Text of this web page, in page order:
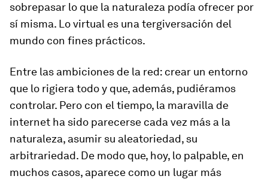
sobrepasar lo que la naturaleza podía ofrecer por
sí misma. Lo virtual es una tergiversación del
mundo con fines prácticos.
Entre las ambiciones de la red: crear un entorno
que lo rigiera todo y que, además, pudiéramos
controlar. Pero con el tiempo, la maravilla de
internet ha sido parecerse cada vez más a la
naturaleza, asumir su aleatoriedad, su
arbitrariedad. De modo que, hoy, lo palpable, en
muchos casos, aparece como un lugar más